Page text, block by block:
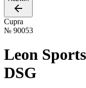
Cupra
№ 90053
Leon
DSG